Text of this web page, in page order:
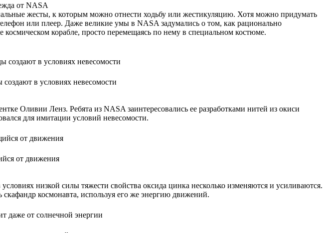
от NASA
жесты, к которым можно отнести ходьбу или жестикуляцию. Хотя можно придумать
или плеер. Даже великие умы в NASA задумались о том, как рационально
космическом корабле, просто перемещаясь по нему в специальном костюме.
в условиях невесомости
Оливии Ленз. Ребята из NASA заинтересовались ее разработками нитей из окиси
для имитации условий невесомости.
от движения
низкой силы тяжести свойства оксида цинка несколько изменяются и усиливаются.
скафандр космонавта, используя его же энергию движений.